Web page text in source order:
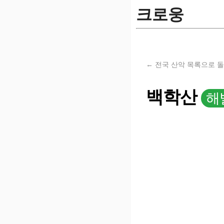
크로웅
← 전국 산악 목록으로
백학산 해